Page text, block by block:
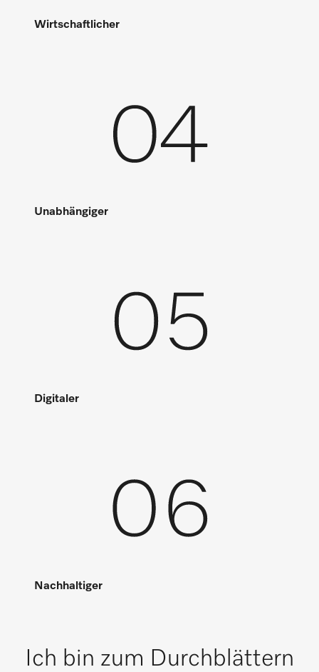
Wirtschaftlicher
Unabhängiger
Digitaler
Nachhaltiger
Ich bin zum Durchblättern